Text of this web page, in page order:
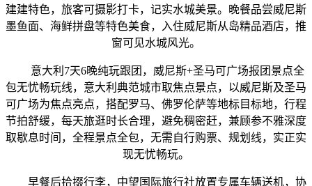
建建特色，旅客可摄影打卡，记实水城美景。晚餐品尝威尼斯
墨鱼面、海鲜拼盘等特色美食，入住威尼斯从岛精品酒店，推
窗可见水城风光。
意大利7天6晚纯玩跟团，威尼斯+圣马可广场报团景点全
包无忧畅玩线，意大利典范城市取焦点景点，以威尼斯及圣马
可广场为焦点亮点，搭配罗马、佛罗伦萨等地标目标地，行程
节拍舒缓，每天旅逛时长合理，避免稠密赶，兼顾参不雅深度
取歇息时间，全程景点全包，无需自行购票、规划线，实正实
现无忧畅玩。
早餐后拾掇行李，中望国际旅行社放置专属车辆送机，协